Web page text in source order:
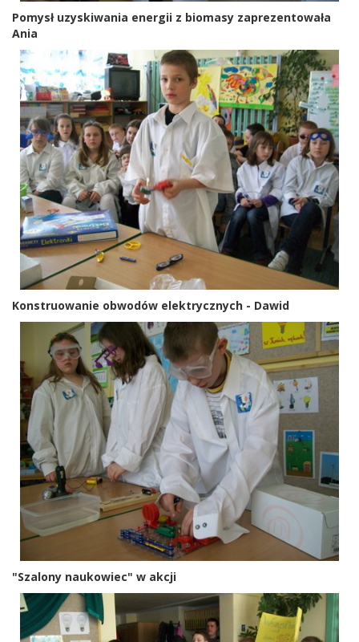
Pomysł uzyskiwania energii z biomasy zaprezentowała
Ania
Konstruowanie obwodów elektrycznych - Dawid
"Szalony naukowiec" w akcji